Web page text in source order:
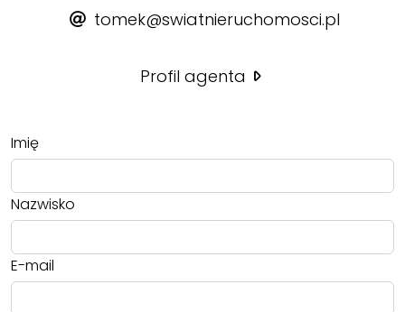
tomek@swiatnieruchomosci.pl
Profil agenta
Imię
Nazwisko
E-mail